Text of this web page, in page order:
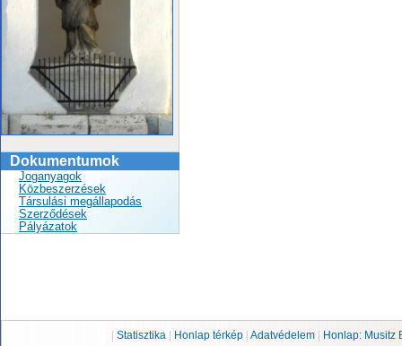
Dokumentumok
Joganyagok
Közbeszerzések
Társulási megállapodás
Szerződések
Pályázatok
Statisztika Honlap térkép Adatvédelem| Honlap: Musitz